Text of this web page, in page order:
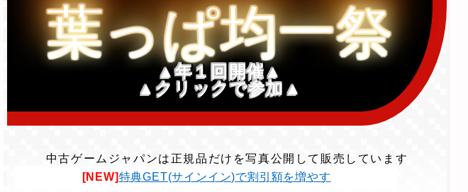
葉っぱ均一祭
▲年１回開催▲
▲クリックで参加▲
中古ゲームジャパンは正規品だけを写真公開して販売しています
[NEW]特典GET(サインイン)で割引額を増やす